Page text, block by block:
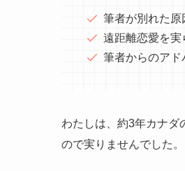
筆者が別れた原
遠距離恋愛を実
筆者からのアド
わたしは、約3年カナダ
ので実りませんでした。